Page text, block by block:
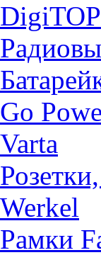
DigiTOP
Go
Varta
Werkel
Рамки